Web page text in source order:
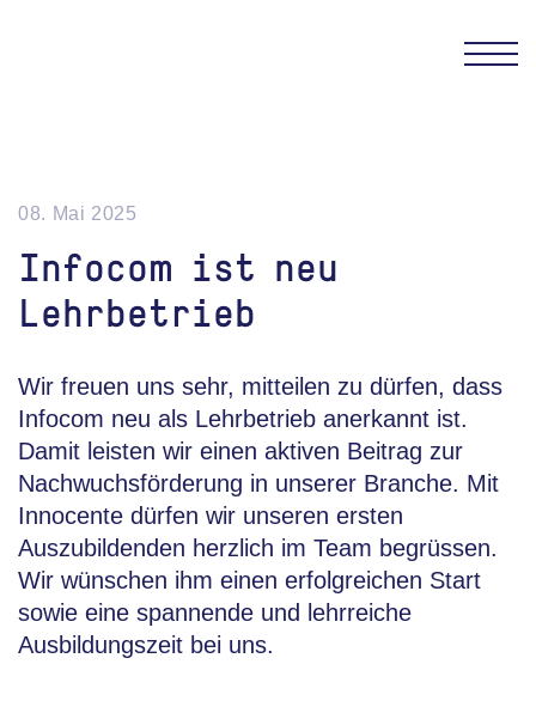
INFOCOM
08. Mai 2025
Infocom ist neu
Lehrbetrieb
Wir freuen uns sehr, mitteilen zu dürfen, dass
Infocom neu als Lehrbetrieb anerkannt ist.
Damit leisten wir einen aktiven Beitrag zur
Nachwuchsförderung in unserer Branche. Mit
Innocente dürfen wir unseren ersten
Auszubildenden herzlich im Team begrüssen.
Wir wünschen ihm einen erfolgreichen Start
sowie eine spannende und lehrreiche
Ausbildungszeit bei uns.